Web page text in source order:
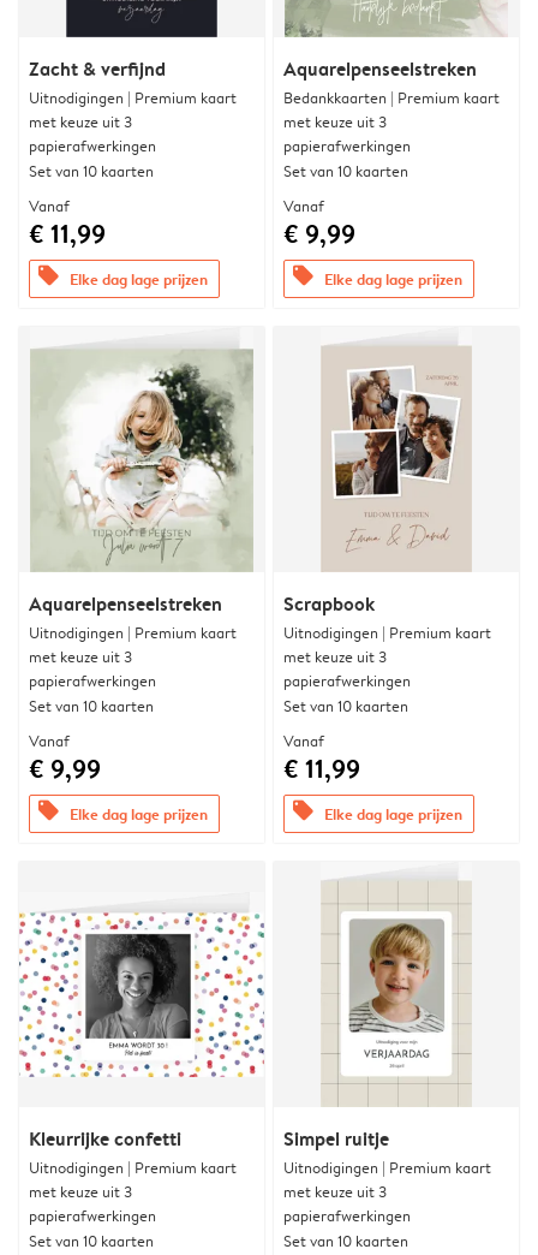
Zacht & verfijnd
Uitnodigingen | Premium kaart
met keuze uit 3
papierafwerkingen
Set van 10 kaarten
Vanaf
€ 11,99
offers Elke dag lage prijzen
Aquarelpenseelstreken
Bedankkaarten | Premium kaart
met keuze uit 3
papierafwerkingen
Set van 10 kaarten
Vanaf
€ 9,99
offers Elke dag lage prijzen
Aquarelpenseelstreken
Uitnodigingen | Premium kaart
met keuze uit 3
papierafwerkingen
Set van 10 kaarten
Vanaf
€ 9,99
offers Elke dag lage prijzen
Scrapbook
Uitnodigingen | Premium kaart
met keuze uit 3
papierafwerkingen
Set van 10 kaarten
Vanaf
€ 11,99
offers Elke dag lage prijzen
Kleurrijke confetti
Uitnodigingen | Premium kaart
met keuze uit 3
papierafwerkingen
Set van 10 kaarten
Simpel ruitje
Uitnodigingen | Premium kaart
met keuze uit 3
papierafwerkingen
Set van 10 kaarten